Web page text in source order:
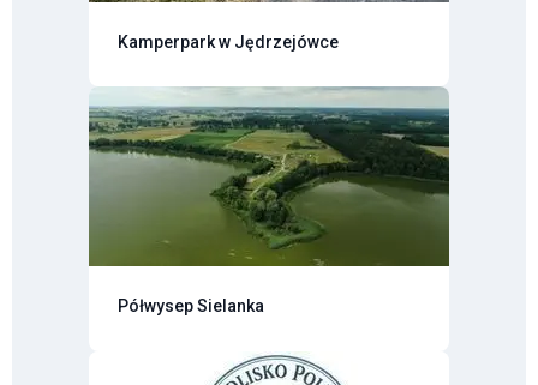
Kamperpark w Jędrzejówce
Półwysep Sielanka